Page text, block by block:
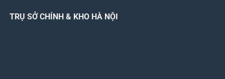
TRỤ SỞ CHÍNH & KHO HÀ NỘI